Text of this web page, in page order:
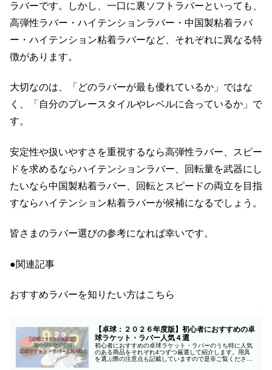
ラバーです。しかし、一口に裏ソフトラバーといっても、
高弾性ラバー・ハイテンションラバー・中国製粘着ラバ
ー・ハイテンション粘着ラバーなど、それぞれに異なる特
徴があります。
大切なのは、「どのラバーが最も優れているか」ではな
く、「自分のプレースタイルやレベルに合っているか」で
す。
安定性や扱いやすさを重視するなら高弾性ラバー、スピー
ドを求めるならハイテンションラバー、回転量を武器にし
たいなら中国製粘着ラバー、回転とスピードの両立を目指
すならハイテンション粘着ラバーが候補になるでしょう。
皆さまのラバー選びの参考になれば幸いです。
●関連記事
おすすめラバーを知りたい方はこちら
【卓球：２０２６年度版】初心者におすすめの卓
球ラケット・ラバー人気４選
初心者におすすめの卓球ラケット・ラバーのうち特に人気
のある商品をそれぞれ4つずつ厳選して紹介します。用具
を選ぶ際の注意点も記載していますので是非ご覧くださ